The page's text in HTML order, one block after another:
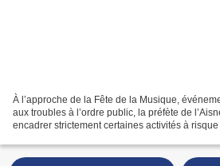
À l’approche de la Fête de la Musique,
aux troubles à l’ordre public, la préfète de
encadrer strictement certaines activités à risque